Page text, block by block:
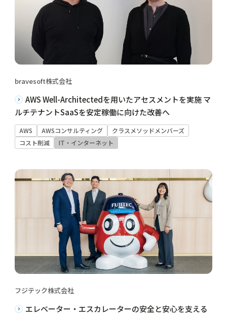
bravesoft株式会社
AWS Well-Architectedを用いたアセスメントを実施 マ
ルチテナントSaaSを安定稼働に向けた改善へ
AWS AWSコンサルティング
クラスメソッドメンバーズ
コスト削減
IT・インターネット
フジテック株式会社
エレベーター・エスカレーターの安全と安心を支える